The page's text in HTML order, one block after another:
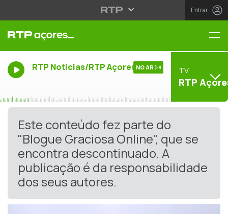
Entrar
RTP Noticias/RTP Açores NO AR TV
RTP
Este conteúdo fez parte do
"Blogue Graciosa Online", que se
encontra descontinuado. A
publicação é da responsabilidade
dos seus autores.